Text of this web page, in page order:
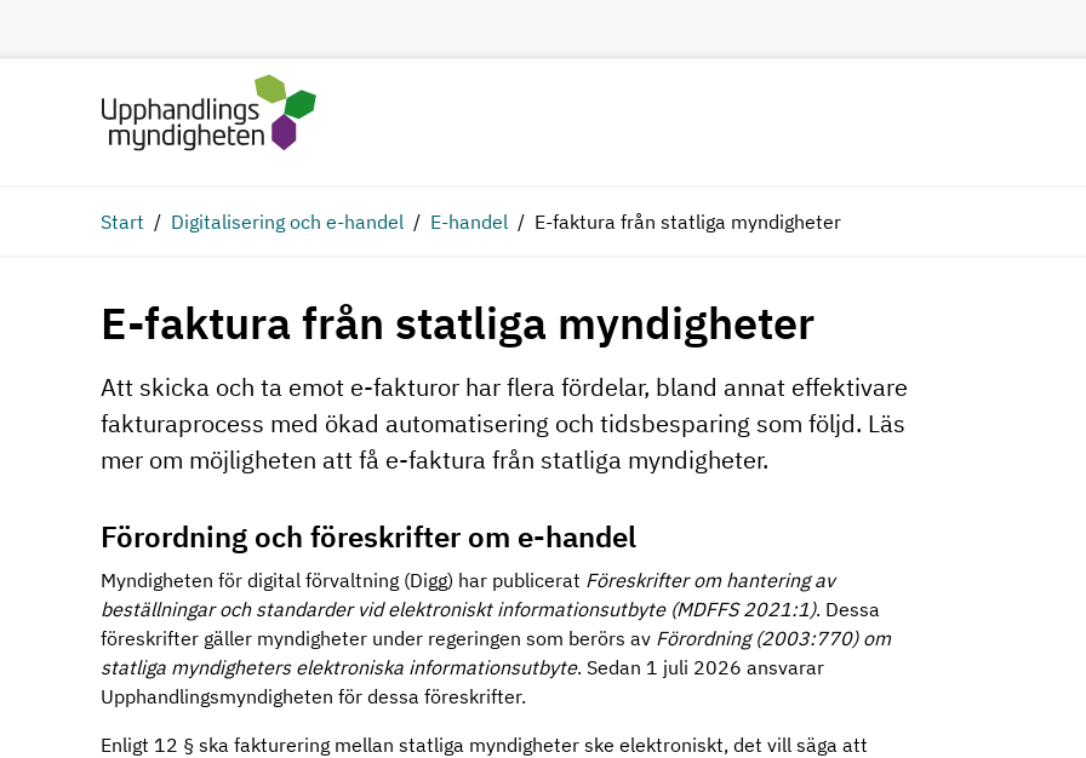
Start Digitalisering och e-handel E-handel E-faktura från statliga myndigheter
E-faktura från statliga myndigheter
Att skicka och ta emot e-fakturor har flera fördelar, bland annat effektivare
fakturaprocess med ökad automatisering och tidsbesparing som följd. Läs
mer om möjligheten att få e-faktura från statliga myndigheter.
Förordning och föreskrifter om e-handel
Myndigheten för digital förvaltning (Digg) har publicerat Föreskrifter om hantering av
beställningar och standarder vid elektroniskt informationsutbyte (MDFFS 2021:1). Dessa
föreskrifter gäller myndigheter under regeringen som berörs av Förordning (2003:770) om
statliga myndigheters elektroniska informationsutbyte. Sedan 1 juli 2026 ansvarar
Upphandlingsmyndigheten för dessa föreskrifter.
Enligt 12 § ska fakturering mellan statliga myndigheter ske elektroniskt, det vill säga att